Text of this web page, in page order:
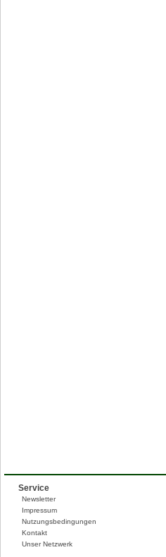
Service
Newsletter
Impressum
Nutzungsbedingungen
Kontakt
Unser Netzwerk